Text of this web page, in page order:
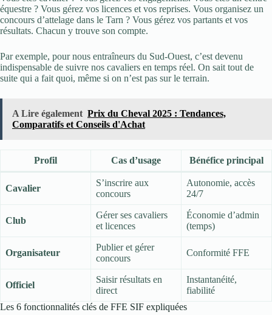
équestre ? Vous gérez vos licences et vos reprises. Vous organisez un
concours d’attelage dans le Tarn ? Vous gérez vos partants et vos
résultats. Chacun y trouve son compte.
Par exemple, pour nous entraîneurs du Sud-Ouest, c’est devenu
indispensable de suivre nos cavaliers en temps réel. On sait tout de
suite qui a fait quoi, même si on n’est pas sur le terrain.
A Lire également Prix du Cheval 2025 : Tendances,
Comparatifs et Conseils d'Achat
Profil Cas d’usage Bénéfice principal
Cavalier
S’inscrire aux
concours
Autonomie, accès
24/7
Club
Gérer ses cavaliers
et licences
Économie d’admin
(temps)
Organisateur
Publier et gérer
concours
Conformité FFE
Officiel
Saisir résultats en
direct
Instantanéité,
fiabilité
Les 6 fonctionnalités clés de FFE SIF expliquées